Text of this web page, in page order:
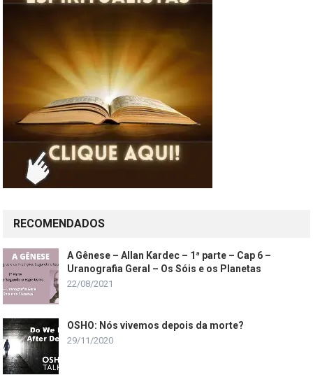
RECOMENDADOS
A Gênese – Allan Kardec – 1ª parte – Cap 6 –
Uranografia Geral – Os Sóis e os Planetas
22/08/2021
OSHO: Nós vivemos depois da morte?
29/11/2020